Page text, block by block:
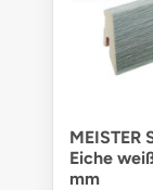
MEISTER
Eiche
mm